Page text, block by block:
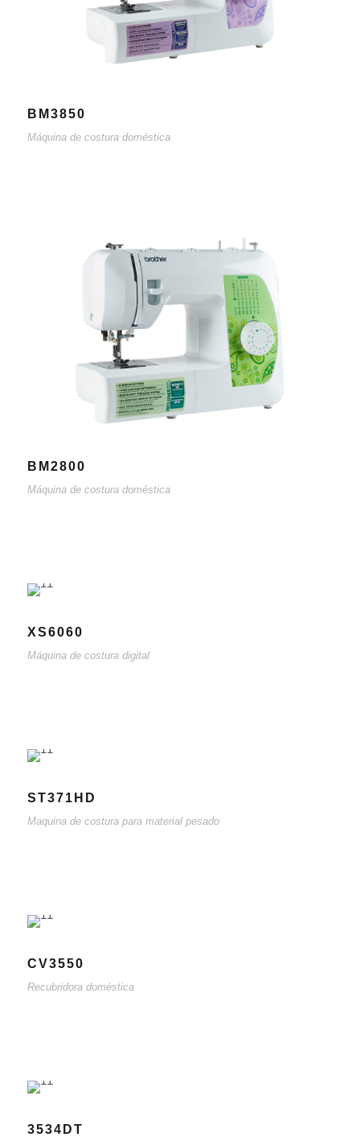
BM3850
Máquina de costura doméstica
BM2800
Máquina de costura doméstica
XS6060
Máquina de costura digital
ST371HD
Maquina de costura para material pesado
CV3550
Recubridora doméstica
3534DT